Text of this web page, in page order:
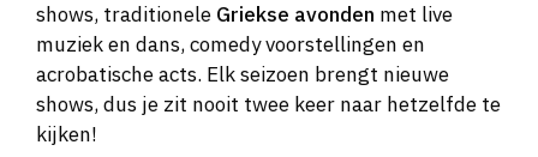
shows, traditionele Griekse avonden met live
muziek en dans, comedy voorstellingen en
acrobatische acts. Elk seizoen brengt nieuwe
shows, dus je zit nooit twee keer naar hetzelfde te
kijken!